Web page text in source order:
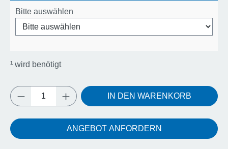
Bitte auswählen
¹ wird benötigt
Produkt Anzahl: Gib den gewünschten
IN DEN WARENKORB
ANGEBOT ANFORDERN